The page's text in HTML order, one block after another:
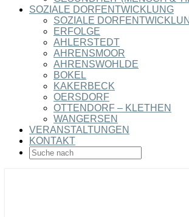
SOZIALE DORFENTWICKLUNG
SOZIALE
ERFOLGE
AHLERSTEDT
AHRENSMOOR
AHRENSWOHLDE
BOKEL
KAKERBECK
OERSDORF
OTTENDORF – KLETHEN
WANGERSEN
VERANSTALTUNGEN
KONTAKT
SEARCH
ICON